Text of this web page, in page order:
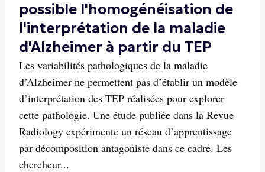
possible l'homogénéisation de
l'interprétation de la maladie
d'Alzheimer à partir du TEP
Les variabilités pathologiques de la maladie
d’Alzheimer ne permettent pas d’établir un modèle
d’interprétation des TEP réalisées pour explorer
cette pathologie. Une étude publiée dans la Revue
Radiology expérimente un réseau d’apprentissage
par décomposition antagoniste dans ce cadre. Les
chercheur...